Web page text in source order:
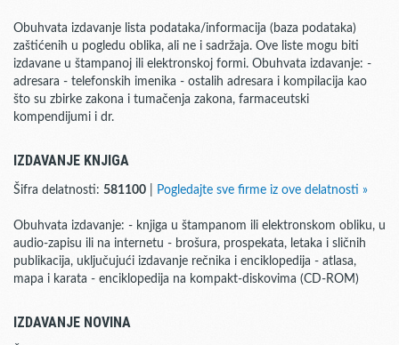
Obuhvata izdavanje lista podataka/informacija (baza podataka)
zaštićenih u pogledu oblika, ali ne i sadržaja. Ove liste mogu biti
izdavane u štampanoj ili elektronskoj formi. Obuhvata izdavanje: -
adresara - telefonskih imenika - ostalih adresara i kompilacija kao
što su zbirke zakona i tumačenja zakona, farmaceutski
kompendijumi i dr.
IZDAVANJE KNJIGA
Šifra delatnosti: 581100 Pogledajte sve firme iz ove delatnosti »
Obuhvata izdavanje: - knjiga u štampanom ili elektronskom obliku, u
audio-zapisu ili na internetu - brošura, prospekata, letaka i sličnih
publikacija, uključujući izdavanje rečnika i enciklopedija - atlasa,
mapa i karata - enciklopedija na kompakt-diskovima (CD-ROM)
IZDAVANJE NOVINA